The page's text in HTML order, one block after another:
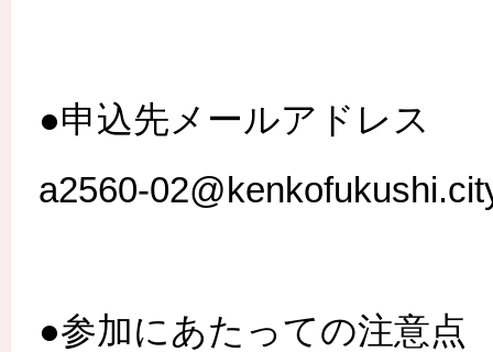
●申込先メールアドレス
a2560-
●参加にあたっての注意点